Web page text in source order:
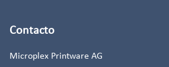
Contacto
Microplex Printware AG